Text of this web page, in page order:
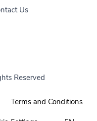
Us
Reserved
Terms and Conditions